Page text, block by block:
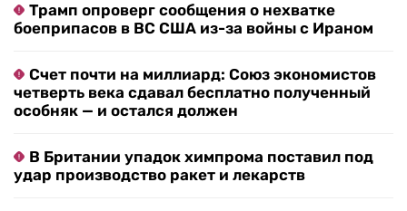
Трамп опроверг сообщения о нехватке
боеприпасов в ВС США из-за войны с Ираном
Счет почти на миллиард: Союз экономистов
четверть века сдавал бесплатно полученный
особняк — и остался должен
В Британии упадок химпрома поставил под
удар производство ракет и лекарств